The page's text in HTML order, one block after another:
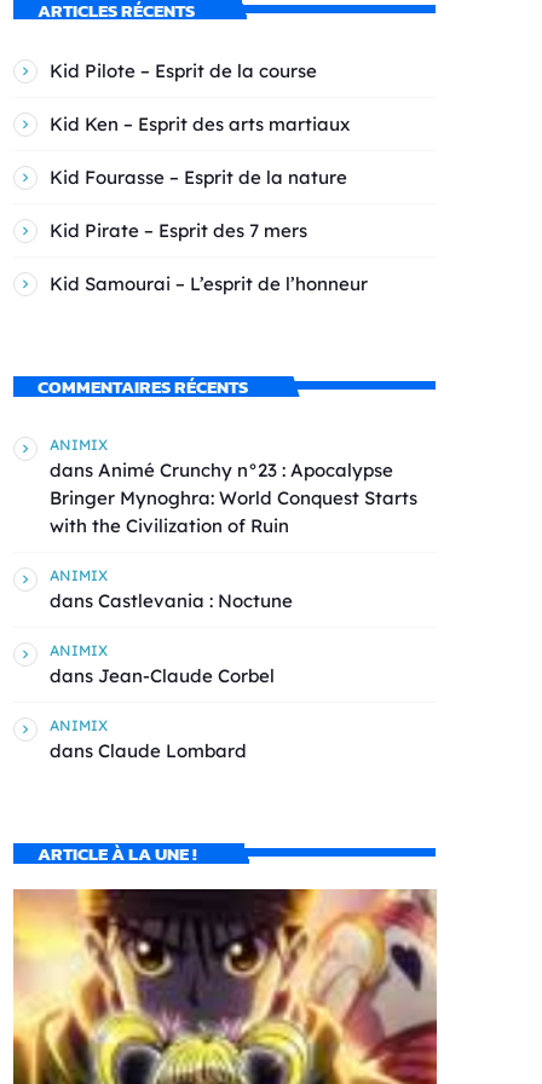
ARTICLES RÉCENTS
Kid Pilote – Esprit de la course
Kid Ken – Esprit des arts martiaux
Kid Fourasse – Esprit de la nature
Kid Pirate – Esprit des 7 mers
Kid Samourai – L’esprit de l’honneur
COMMENTAIRES RÉCENTS
ANIMIX
dans Animé Crunchy n°23 : Apocalypse
Bringer Mynoghra: World Conquest Starts
with the Civilization of Ruin
ANIMIX
dans Castlevania : Noctune
ANIMIX
dans Jean-Claude Corbel
ANIMIX
dans Claude Lombard
ARTICLE À LA UNE !